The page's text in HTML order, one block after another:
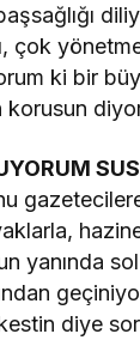
ki bir
korusun
yanında
diye